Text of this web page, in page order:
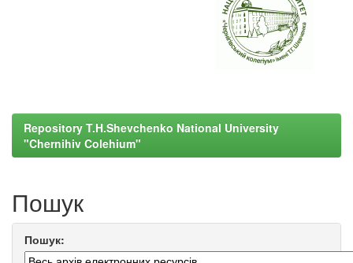
Repository T.H.Shevchenko National University
"Chernihiv Colehium"
Пошук
Пошук: